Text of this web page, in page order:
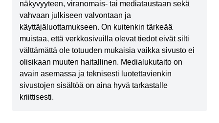
näkyvyyteen, viranomais- tai mediataustaan sekä
vahvaan julkiseen valvontaan ja
käyttäjäluottamukseen. On kuitenkin tärkeää
muistaa, että verkkosivuilla olevat tiedot eivät silti
välttämättä ole totuuden mukaisia vaikka sivusto ei
olisikaan muuten haitallinen. Medialukutaito on
avain asemassa ja teknisesti luotettavienkin
sivustojen sisältöä on aina hyvä tarkastalle
kriittisesti.